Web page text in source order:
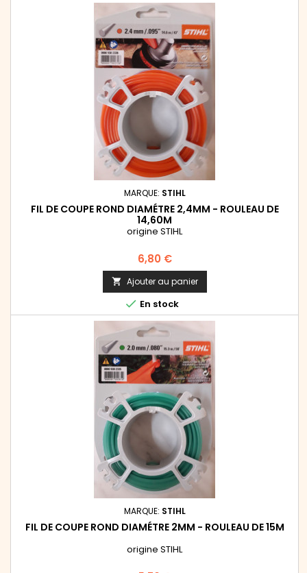
MARQUE: STIHL
FIL DE COUPE ROND DIAMÉTRE 2,4MM - ROULEAU DE
14,60M
origine STIHL
Prix
6,80 €
 Ajouter au panier
 En stock
MARQUE: STIHL
FIL DE COUPE ROND DIAMÉTRE 2MM - ROULEAU DE 15M
origine STIHL